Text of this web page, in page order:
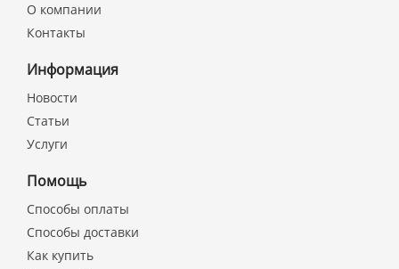
О компании
Контакты
Информация
Новости
Статьи
Услуги
Помощь
Способы оплаты
Способы доставки
Как купить